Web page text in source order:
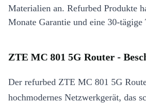
Materialien an. Refurbed Produkte
Monate Garantie und eine 30-tägige
ZTE MC 801 5G Router -
Der refurbed ZTE MC 801 5G
hochmodernes Netzwerkgerät, das